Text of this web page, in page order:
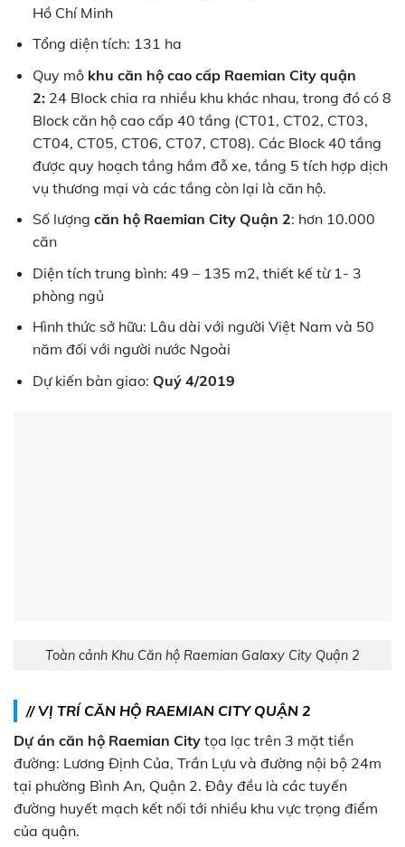
Hồ Chí Minh
Tổng diện tích: 131 ha
Quy mô khu căn hộ cao cấp Raemian City quận
2: 24 Block chia ra nhiều khu khác nhau, trong đó có 8
Block căn hộ cao cấp 40 tầng (CT01, CT02, CT03,
CT04, CT05, CT06, CT07, CT08). Các Block 40 tầng
được quy hoạch tầng hầm đỗ xe, tầng 5 tích hợp dịch
vụ thương mại và các tầng còn lại là căn hộ.
Số lượng căn hộ Raemian City Quận 2: hơn 10.000
căn
Diện tích trung bình: 49 – 135 m2, thiết kế từ 1- 3
phòng ngủ
Hình thức sở hữu: Lâu dài với người Việt Nam và 50
năm đối với người nước Ngoài
Dự kiến bàn giao: Quý 4/2019
Toàn cảnh Khu Căn hộ Raemian Galaxy City Quận 2
// VỊ TRÍ CĂN HỘ RAEMIAN CITY QUẬN 2
Dự án căn hộ Raemian City tọa lạc trên 3 mặt tiền
đường: Lương Định Của, Trần Lựu và đường nội bộ 24m
tại phường Bình An, Quận 2. Đây đều là các tuyến
đường huyết mạch kết nối tới nhiều khu vực trọng điểm
của quận.